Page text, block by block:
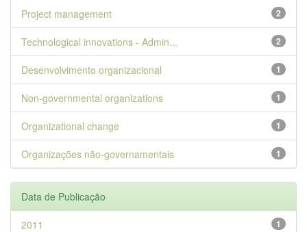
2
Project management
2
Technological innovations - Admin...
1
Desenvolvimento organizacional
1
Non-governmental organizations
1
Organizational change
1
Organizações não-governamentais
Data de Publicação
1
2011